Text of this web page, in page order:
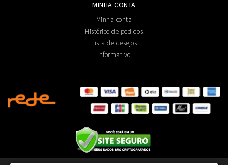
MINHA CONTA
Minha conta
Histórico de pedidos
Lista de desejos
Informativo